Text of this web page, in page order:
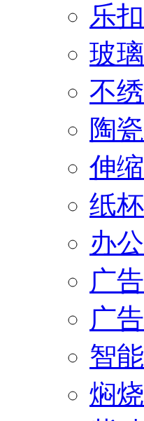
乐
玻
不
陶
伸
纸杯
办
广
广
智
焖